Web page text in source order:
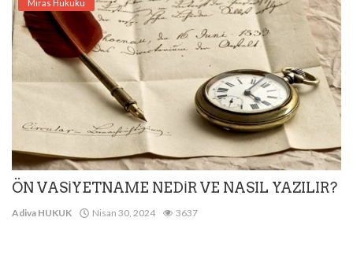
Miras Hukuku
ÖN VASİYETNAME NEDİR VE NASIL YAZILIR?
Adiva HUKUK Nisan 30, 2024 3637